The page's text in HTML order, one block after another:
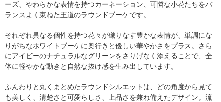
ーズ、やわらかな表情を持つカーネーション、可憐な小花たちをバ
ランスよく束ねた王道のラウンドブーケです。
それぞれ異なる個性を持つ花々が織りなす豊かな表情が、単調にな
りがちなホワイトブーケに奥行きと優しい華やかさをプラス。さら
にアイビーのナチュラルなグリーンをさりげなく添えることで、全
体に軽やかな動きと自然な抜け感を生み出しています。
ふんわりと丸くまとめたラウンドシルエットは、どの角度から見て
も美しく、清楚さと可愛らしさ、上品さを兼ね備えたデザイン。流